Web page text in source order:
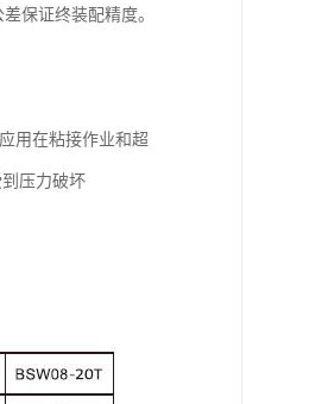
保证终装配精度。
用在粘接作业和超
压力破坏